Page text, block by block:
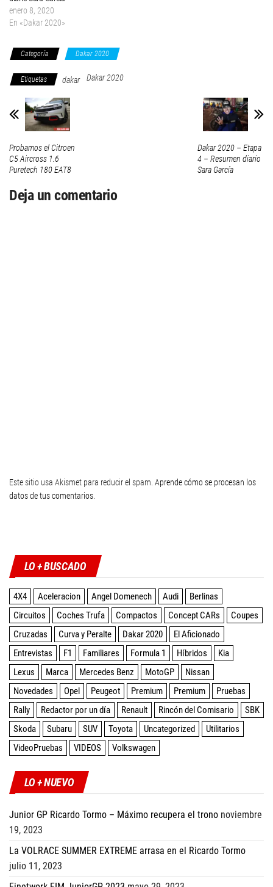
enero 8, 2020
En «Dakar 2020»
Categoría Dakar 2020
Etiquetas dakar Dakar 2020
Probamos el Citroen
C5 Aircross 1.6
Puretech 180 EAT8
Dakar 2020 – Etapa
4 – Resumen diario
Sara García
Deja un comentario
Este sitio usa Akismet para reducir el spam. Aprende cómo se procesan los
datos de tus comentarios
LO + BUSCADO
4X4 Aceleracion Angel Domenech Audi
Berlinas
Circuitos
Coches Trufa Compactos Concept CARs
Coupes
Cruzadas
Curva y Peralte Dakar 2020
El Aficionado
Entrevistas
F1 Familiares Formula 1 Híbridos
Kia
Lexus
Marca Mercedes Benz MotoGP
Nissan
Novedades
Opel Peugeot Premium Premium
Pruebas
Rally
Redactor por un día Renault Rincón del Comisario
SBK
Skoda
Subaru SUV Toyota Uncategorized
Utilitarios
VideoPruebas
VIDEOS Volkswagen
LO + NUEVO
Junior GP Ricardo Tormo – Máximo recupera el trono noviembre
19, 2023
La VOLRACE SUMMER EXTREME arrasa en el Ricardo Tormo
julio 11, 2023